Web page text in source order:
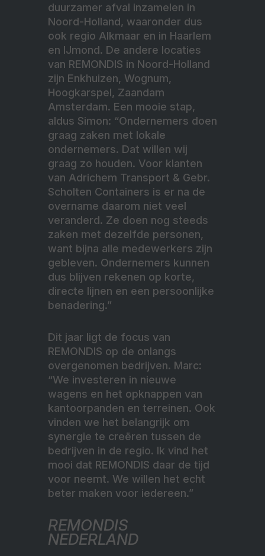
duurzamer afval inzamelen in
Noord-Holland, waaronder dus
ook regio Alkmaar en in Haarlem
en IJmond. De andere locaties
van REMONDIS in Noord-Holland
zijn Enkhuizen, Wognum,
Hoogkarspel, Zaandam
Amsterdam. Een mooie stap,
aldus Simon: “Ondernemers doen
graag zaken met lokale
ondernemers. Dat willen wij
graag zo houden. Voor klanten
van Adrichem Transport & Gebr.
Scholten Containers is er na de
overname daarom niet veel
veranderd. Ze doen nog steeds
zaken met dezelfde personen,
want bijna alle medewerkers zijn
gebleven. Ondernemers kunnen
dus blijven rekenen op korte,
directe lijnen en een persoonlijke
benadering.”
Dit jaar ligt de focus van
REMONDIS op de onlangs
overgenomen bedrijven. Marc:
“We investeren in nieuwe
wagens en het opknappen van
kantoorpanden en terreinen. Ook
vinden we het belangrijk om
synergie te creëren tussen de
bedrijven in de regio. Ik vind het
mooi dat REMONDIS daar de tijd
voor neemt. We willen het echt
beter maken voor iedereen.”
REMONDIS
NEDERLAND